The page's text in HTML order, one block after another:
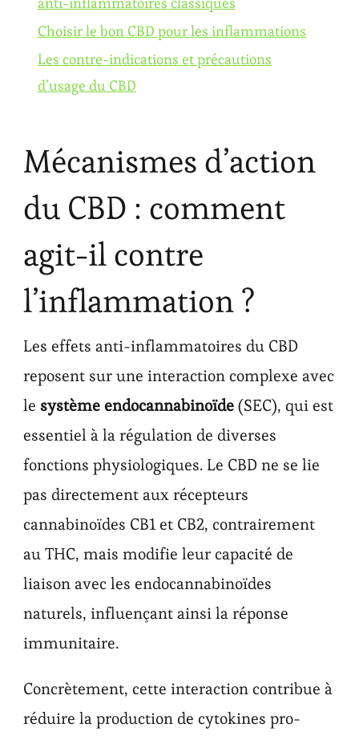
Choisir le bon CBD pour les inflammations
Les contre-indications et précautions
d’usage du CBD
Mécanismes d’action
du CBD : comment
agit-il contre
l’inflammation ?
Les effets anti-inflammatoires du CBD
reposent sur une interaction complexe avec
le système endocannabinoïde(SEC), qui est
essentiel à la régulation de diverses
fonctions physiologiques. Le CBD ne se lie
pas directement aux récepteurs
cannabinoïdes CB1 et CB2, contrairement
au THC, mais modifie leur capacité de
liaison avec les endocannabinoïdes
naturels, influençant ainsi la réponse
immunitaire.
Concrètement, cette interaction contribue à
réduire la production de cytokines pro-